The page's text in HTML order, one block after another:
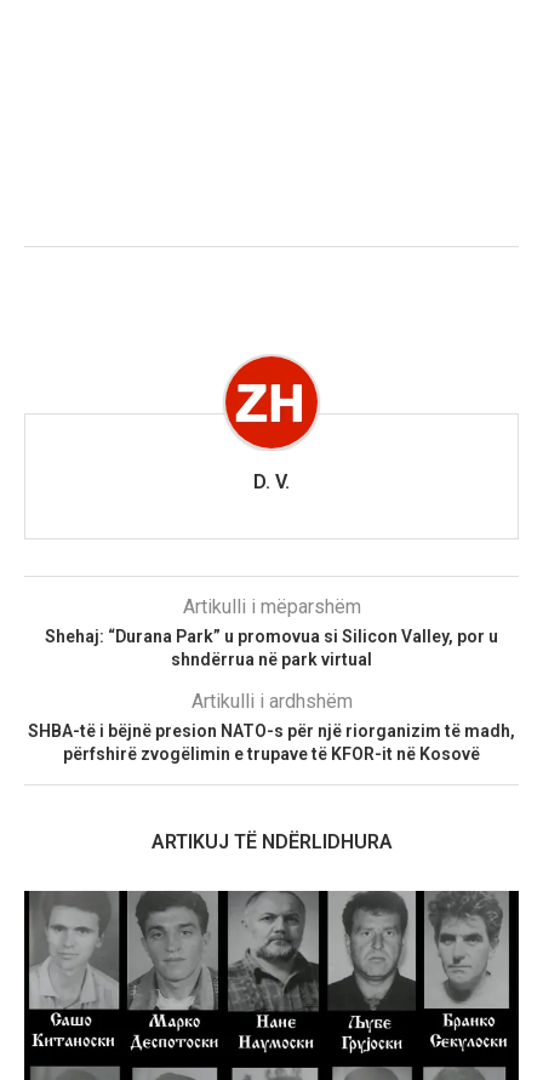
D. V.
Artikulli i mëparshëm
Shehaj: “Durana Park” u promovua si Silicon Valley, por u
shndërrua në park virtual
Artikulli i ardhshëm
SHBA-të i bëjnë presion NATO-s për një riorganizim të madh,
përfshirë zvogëlimin e trupave të KFOR-it në Kosovë
ARTIKUJ TË NDËRLIDHURA